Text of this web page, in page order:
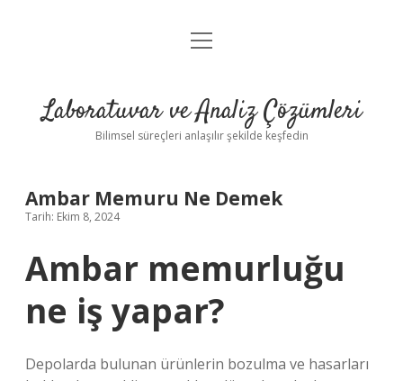
Anasayfa
Yasal Uyarı
menüyü
Laboratuvar ve Analiz Çözümleri
Bilimsel süreçleri anlaşılır şekilde keşfedin
Ambar Memuru Ne Demek
Tarih: Ekim 8, 2024
Ambar memurluğu
ne iş yapar?
Depolarda bulunan ürünlerin bozulma ve hasarları